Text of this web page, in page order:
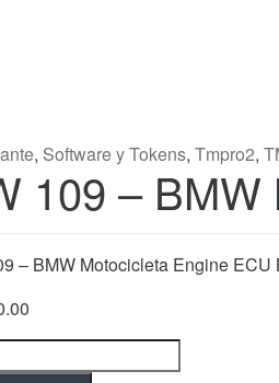
, Software y Tokens, Tmpro2,
109 –
– BMW Motocicleta Engine ECU